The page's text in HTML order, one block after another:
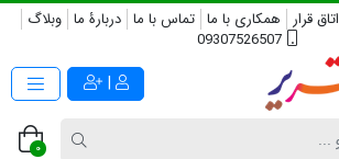
اتاق قرار همکاری با ما تماس با ما دربارۀ ما وبلاگ
09307526507
|
0